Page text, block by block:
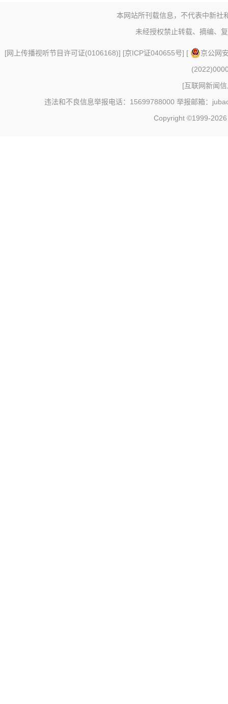
本网站所刊载信息，不代表中新社
未经授权禁止转载、摘编、
[网上传播视听节目许可证(0106168)] [京ICP证040655号] [
京公网
[互联网新闻
违法和不良信息举报电话：15699788000 举报邮箱：
Copyright ©1999-